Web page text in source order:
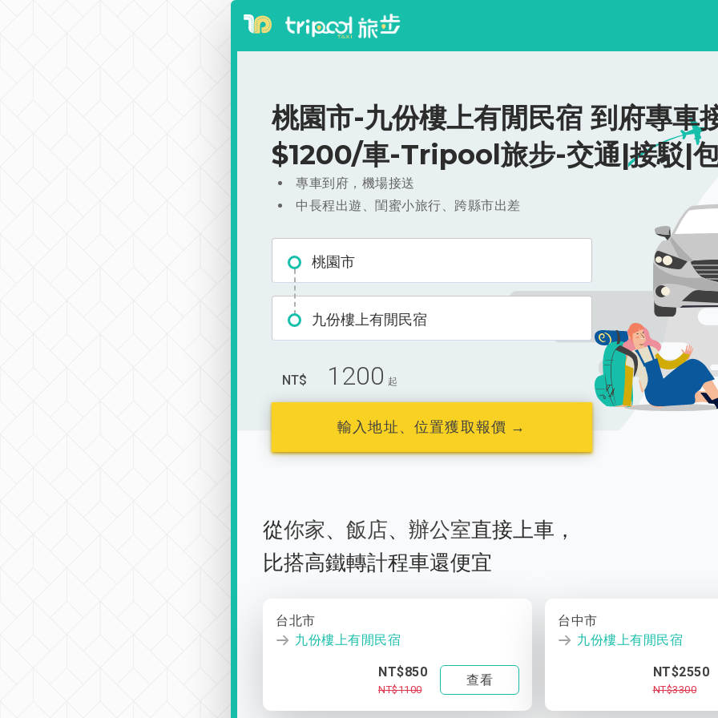
桃園市-九份樓上有閒民宿 到府專車
$1200/車-Tripool旅步-交通|接駁|
專車到府，機場接送
中長程出遊、閨蜜小旅行、跨縣市出差
桃園市
九份樓上有閒民宿
NT$ 1200 起
輸入地址、位置獲取報價 →
從你家、 飯店、 辦公室直接上車，
比搭高鐵轉計程車還便宜
台北市
九份樓上有閒民宿
NT$850
NT$1100
查看
台中市
九份樓上有閒民宿
NT$2550
NT$3300